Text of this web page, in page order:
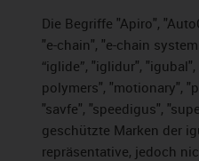
Die Begriffe "Apiro",
"e-chain", "e-chain
“iglide”, "iglidur",
polymers", "motionary",
"savfe", "speedigus",
geschützte Marken der
repräsentative, jedoch